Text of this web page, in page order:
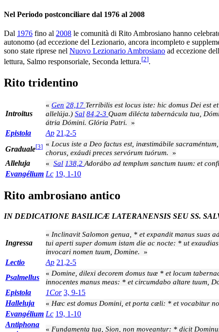
Nel Periodo postconciliare dal 1976 al 2008
Dal 1976 fino al 2008 le comunità di Rito Ambrosiano hanno
autonomo (ad eccezione del Lezionario, ancora incompleto e
sono state riprese nel Nuovo Lezionario Ambrosiano ad eccezione
lettura, Salmo responsoriale, Seconda lettura.[2].
Rito tridentino
Introitus
« Gen 28,17 Terríbilis est locus iste: hic domus Dei est
allelúja.) Sal 84,2-3 Quam dilécta tabernácula tua,
átria Dómini. Glória Patri. »
Epistola
Ap 21,2-5
Graduale[3] « Locus iste a Deo factus est, inæstimábile
chorus, exáudi preces servórum tuórum. »
Alleluja
« Sal 138,2 Adorábo ad templum sanctum tuum: et
Evangélium Lc 19, 1-10
Rito ambrosiano antico
IN DEDICATIONE BASILICÆ LATERANENSIS SEU SS.
Ingressa
« Inclinavit Salomon genua, * et expandit manus suas
tui aperti super domum istam die ac nocte: * ut
invocari nomen tuum, Domine. »
Lectio
Ap 21,2-5
Psalmellus
« Domine, dilexi decorem domus tuæ * et locum
innocentes manus meas: * et circumdabo altare tuum,
Epistola
1Cor 3, 9-15
Halleluja
« Hæc est domus Domini, et porta cæli: * et vocabitur
Evangélium Lc 19, 1-10
Antiphona
« Fundamenta tua, Sion, non moveantur: * dicit